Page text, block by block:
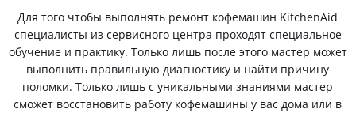
Для того чтобы выполнять ремонт кофемашин KitchenAid
специалисты из сервисного центра проходят специальное
обучение и практику. Только лишь после этого мастер может
выполнить правильную диагностику и найти причину
поломки. Только лишь с уникальными знаниями мастер
сможет восстановить работу кофемашины у вас дома или в